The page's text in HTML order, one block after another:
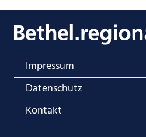
Impressum
Datenschutz
Kontakt